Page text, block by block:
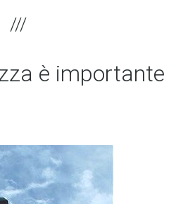
è importante